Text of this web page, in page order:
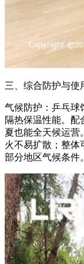
三、综合防护与使
气候防护：乒乓球
隔热保温性能。配
夏也能全天候运营
火不易扩散；整体
部分地区气候条件。